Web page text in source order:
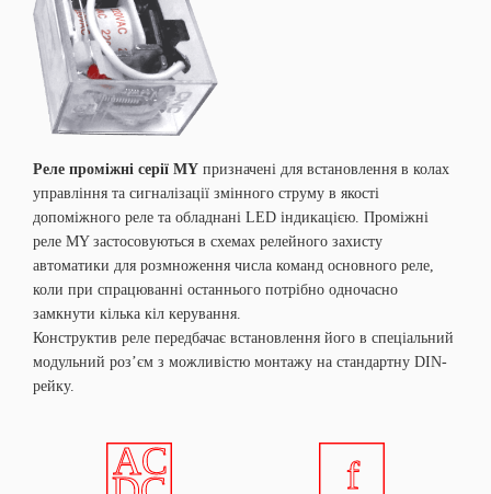
Реле проміжні серії MY призначені для встановлення в колах
управління та сигналізації змінного струму в якості
допоміжного реле та обладнані LED індикацією. Проміжні
реле MY застосовуються в схемах релейного захисту
автоматики для розмноження числа команд основного реле,
коли при спрацюванні останнього потрібно одночасно
замкнути кілька кіл керування.
Конструктив реле передбачає встановлення його в спеціальний
модульний роз’єм з можливістю монтажу на стандартну DIN-
рейку.